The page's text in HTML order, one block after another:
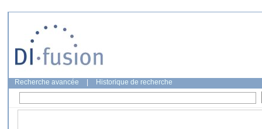
Recherche avancée Historique de recherche